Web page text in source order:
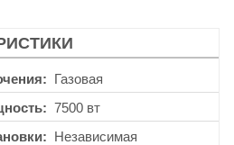
Газовая
7500 вт
Независимая